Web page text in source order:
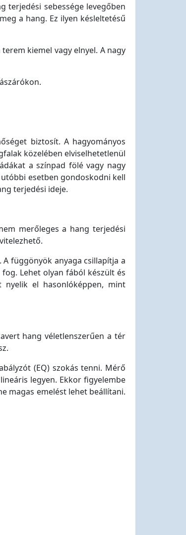
terjedési sebessége levegőben
a hang. Ez ilyen késleltetésű
kiemel vagy elnyel. A nagy
biztosít. A hagyományos
közelében elviselhetetlenül
a színpad fölé vagy nagy
esetben gondoskodni kell
terjedési ideje.
merőleges a hang terjedési
függönyök anyaga csillapítja a
Lehet olyan fából készült és
nyelik el hasonlóképpen, mint
hang véletlenszerűen a tér
(EQ) szokás tenni. Mérő
legyen. Ekkor figyelembe
magas emelést lehet beállítani.